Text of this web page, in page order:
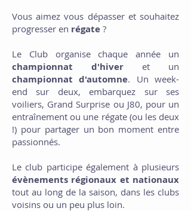
Vous aimez vous dépasser et souhaitez
progresser en régate ?
Le Club organise chaque année un
championnat d'hiver et un
championnat d'automne. Un week-
end sur deux, embarquez sur ses
voiliers, Grand Surprise ou J80, pour un
entraînement ou une régate (ou les deux
!) pour partager un bon moment entre
passionnés.
Le club participe également à plusieurs
évènements régionaux et nationaux
tout au long de la saison, dans les clubs
voisins ou un peu plus loin.